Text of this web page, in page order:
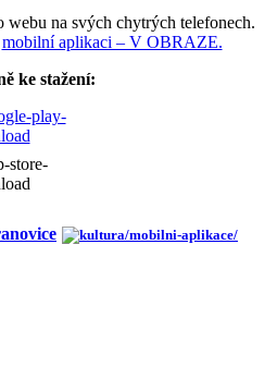
webu na svých chytrých telefonech.
mobilní aplikaci – V OBRAZE.
ke stažení: